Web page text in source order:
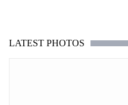
LATEST PHOTOS